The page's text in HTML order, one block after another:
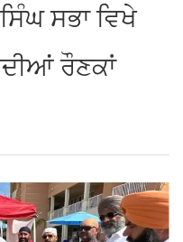
ਸਭਾ ਵਿਖੇ
ਰੌਣਕਾਂ